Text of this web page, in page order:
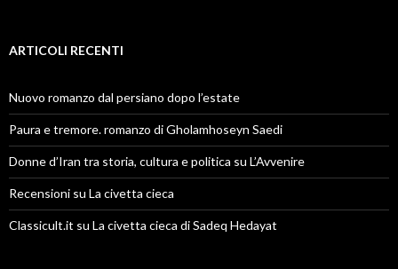
ARTICOLI RECENTI
Nuovo romanzo dal persiano dopo l’estate
Paura e tremore. romanzo di Gholamhoseyn Saedi
Donne d’Iran tra storia, cultura e politica su L’Avvenire
Recensioni su La civetta cieca
Classicult.it su La civetta cieca di Sadeq Hedayat